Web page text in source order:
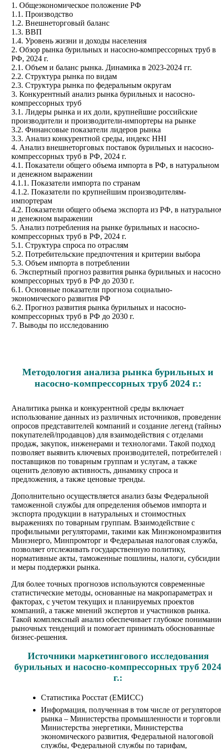
1. Общеэкономическое положение РФ
1.1. Производство
1.2. Внешнеторговый баланс
1.3. ВВП
1.4. Уровень жизни и доходы населения
2. Обзор рынка бурильных и насосно-компрессорных труб в
РФ, 2024 г.
2.1. Объем и баланс рынка. Динамика в 2023-2024 гг.
2.2. Структура рынка по видам
2.3. Структура рынка по федеральным округам
3. Конкурентный анализ рынка бурильных и насосно-
компрессорных труб
3.1. Лидеры рынка и их доли, крупнейшие российские
производители и производители-импортеры на рынке
3.2. Финансовые показатели лидеров рынка
3.3. Анализ конкурентной среды, индекс HHI
4. Анализ внешнеторговых поставок бурильных и насосно-
компрессорных труб в РФ, 2024 г.
4.1. Показатели общего объема импорта в РФ, в натуральном
и денежном выражении
4.1.1. Показатели импорта по странам
4.1.2. Показатели по крупнейшим производителям-
импортерам
4.2. Показатели общего объема экспорта из РФ, в
и денежном выражении
5. Анализ потребления на рынке бурильных и насосно-
компрессорных труб в РФ, 2024 г.
5.1. Структура спроса по отраслям
5.2. Потребительские предпочтения и критерии выбора
5.3. Объем импорта в потреблении
6. Экспертный прогноз развития рынка бурильных и
компрессорных труб в РФ до 2030 г.
6.1. Основные показатели прогноза социально-
экономического развития РФ
6.2. Прогноз развития рынка бурильных и насосно-
компрессорных труб в РФ до 2030 г.
7. Выводы по исследованию
Методология анализа рынка бурильных и
насосно-компрессорных труб 2024 г.:
Аналитика рынка и конкурентной среды включает
использование данных из различных источников,
опросов представителей компаний и создание легенд
покупателей/продавцов) для взаимодействия с отделами
продаж, закупок, инженерами и технологами. Такой подход
позволяет выявить ключевых производителей, потребителей
поставщиков по товарным группам и услугам, а также
оценить деловую активность, динамику спроса и
предложения, а также ценовые тренды.
Дополнительно осуществляется анализ базы Федеральной
таможенной службы для определения объемов импорта и
экспорта продукции в натуральных и стоимостных
выражениях по товарным группам. Взаимодействие с
профильными регуляторами, такими как
Минэнерго, Минпромторг и Федеральная налоговая служба,
позволяет отслеживать государственную политику,
нормативные акты, таможенные пошлины, налоги, субсидии
и меры поддержки рынка.
Для более точных прогнозов используются современные
статистические методы, основанные на макропараметрах и
факторах, с учетом текущих и планируемых проектов
компаний, а также мнений экспертов и участников рынка.
Такой комплексный анализ обеспечивает глубокое
рыночных тенденций и помогает принимать обоснованные
бизнес-решения.
Источники маркетингового исследования
бурильных и насосно-компрессорных труб 2024
г.:
Статистика Росстат (ЕМИСС)
Информация, полученная в том числе от
рынка – Министерства промышленности и
Министерства энергетики, Министерства
экономического развития, Федеральной налоговой
службы, Федеральной службы по тарифам,